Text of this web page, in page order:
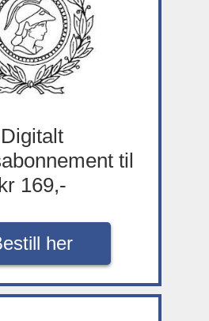
Digitalt
til
kr 169,-
her